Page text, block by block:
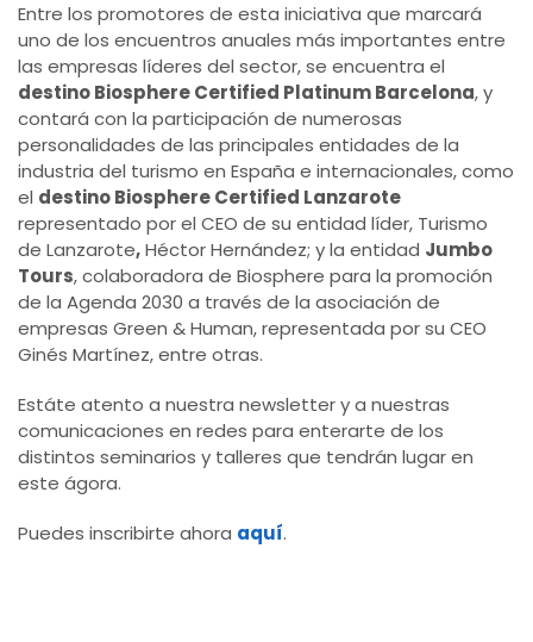
Entre los promotores de esta iniciativa que marcará
uno de los encuentros anuales más importantes entre
las empresas líderes del sector, se encuentra el
destino Biosphere Certified Platinum Barcelona, y
contará con la participación de numerosas
personalidades de las principales entidades de la
industria del turismo en España e internacionales, como
el destino Biosphere Certified Lanzarote
representado por el CEO de su entidad líder, Turismo
de Lanzarote,Héctor Hernández; y la entidad Jumbo
Tours, colaboradora de Biosphere para la promoción
de la Agenda 2030 a través de la asociación de
empresas Green & Human, representada por su CEO
Ginés Martínez, entre otras.
Estáte atento a nuestra newsletter y a nuestras
comunicaciones en redes para enterarte de los
distintos seminarios y talleres que tendrán lugar en
este ágora.
Puedes inscribirte ahora aquí.